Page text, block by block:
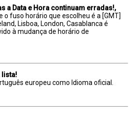
a Data e Hora continuam erradas!,
o fuso horário que escolheu é a [GMT]
Lisboa, London, Casablanca é
à mudança de horário de
lista!
europeu como Idioma oficial.